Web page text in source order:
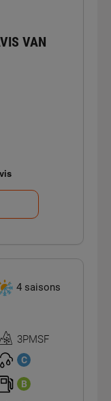
VAN
4 saisons
3PMSF
C
B